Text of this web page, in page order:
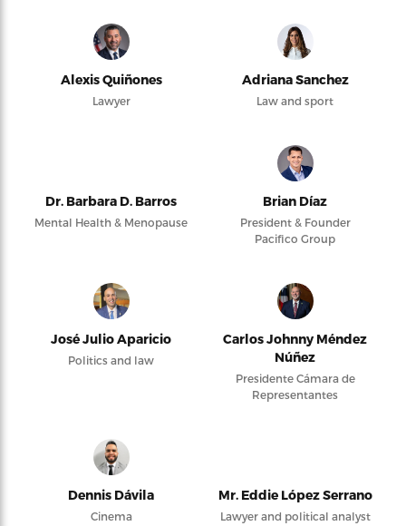
Alexis Quiñones
Lawyer
Adriana Sanchez
Law and sport
Dr. Barbara D. Barros
Mental Health & Menopause
Brian Díaz
President & Founder
Pacifico Group
José Julio Aparicio
Politics and law
Carlos Johnny Méndez
Núñez
Presidente Cámara de
Representantes
Dennis Dávila
Cinema
Mr. Eddie López Serrano
Lawyer and political analyst